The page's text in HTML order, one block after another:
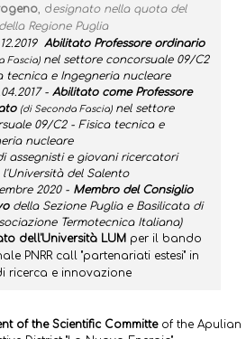
, designato nella quota del
Regione Puglia
Abilitato Professore ordinario
Fascia) nel settore concorsuale 09/C2
tecnica e Ingegneria nucleare
- Abilitato come Professore
(di Seconda Fascia) nel settore
09/C2 - Fisica tecnica e
nucleare
assegnisti e giovani ricercatori
l'Università del Salento
2020 - Membro del Consiglio
della Sezione Puglia e Basilicata di
Termotecnica Italiana)
dell'Università LUM per il bando
PNRR call "partenariati estesi" in
ricerca e innovazione
of the Scientific Committeof the Apulian